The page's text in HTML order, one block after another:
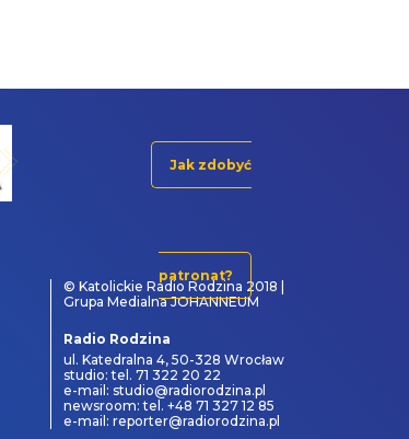
Jak zdobyć
patronat?
© Katolickie Radio Rodzina 2018 |
Grupa Medialna JOHANNEUM
Radio Rodzina
ul. Katedralna 4, 50-328 Wrocław
studio: tel. 71 322 20 22
e-mail: studio@radiorodzina.pl
newsroom: tel. +48 71 327 12 85
e-mail: reporter@radiorodzina.pl